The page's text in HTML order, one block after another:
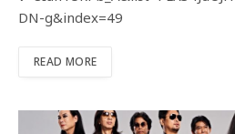
DN-g&index=49
READ MORE